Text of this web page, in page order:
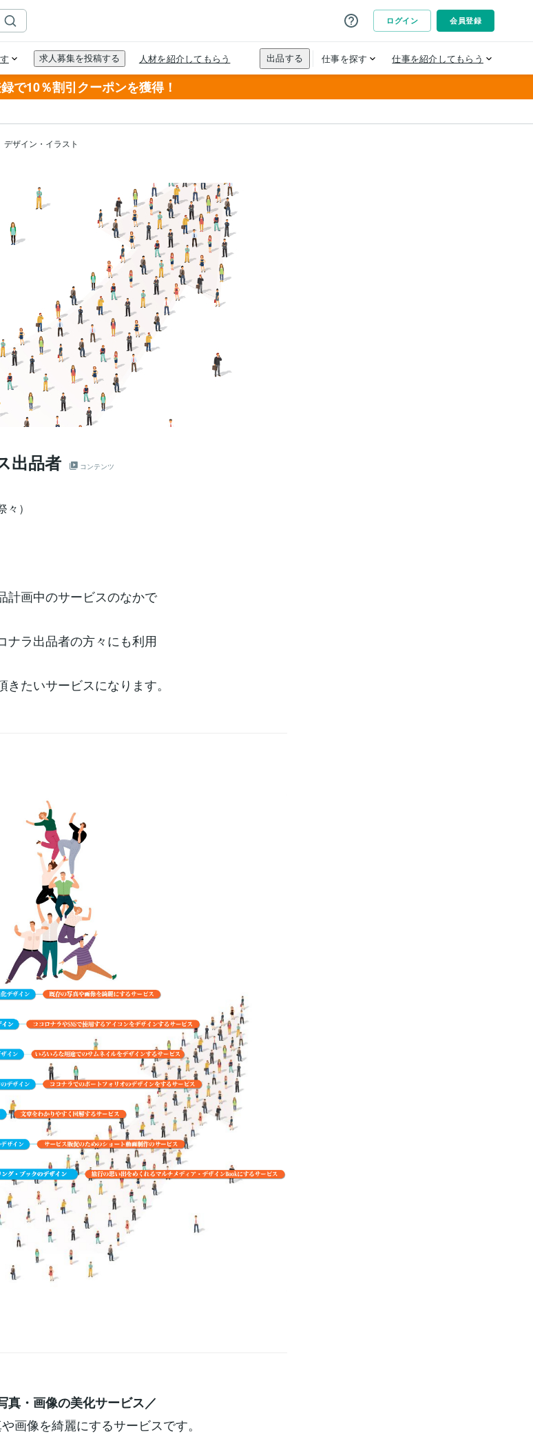
で10％割引クーポンを獲得！
デザイン・イラスト
出品者 コンテンツ
）
計画中のサービスのなかで
ナラ出品者の方々にも利用
きたいサービスになります。
真・画像の美化サービス／
画像を綺麗にするサービスです。